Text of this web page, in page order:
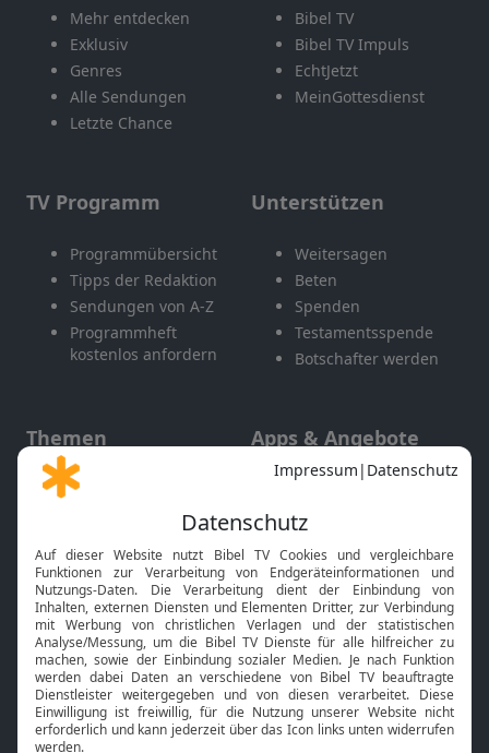
Mehr entdecken
Exklusiv
Genres
Alle Sendungen
Letzte Chance
Bibel TV
Bibel TV Impuls
EchtJetzt
MeinGottesdienst
TV Programm
Programmübersicht
Tipps der Redaktion
Sendungen von A-Z
Programmheft
kostenlos anfordern
Unterstützen
Weitersagen
Beten
Spenden
Testamentsspende
Botschafter werden
Themen
Gott und Bibel erklärt
Neuigkeiten
Apps & Angebote
Mobile App
Smart TV
HbbTV
Bibelthek Online-Bibel
Nächster Gottesdienst
Bibel TV Service